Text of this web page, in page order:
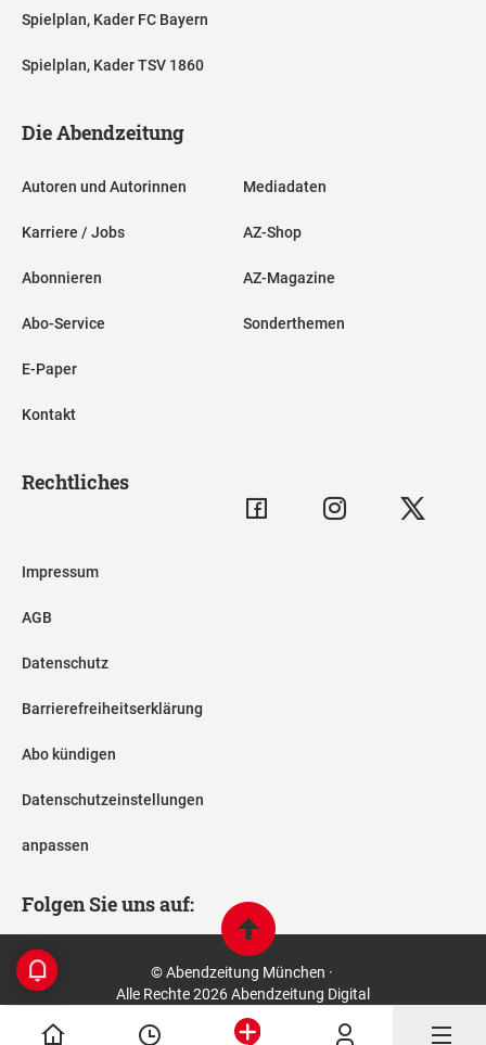
Spielplan, Kader FC Bayern
Spielplan, Kader TSV 1860
Die Abendzeitung
Autoren und Autorinnen
Karriere / Jobs
Abonnieren
Abo-Service
E-Paper
Kontakt
Mediadaten
AZ-Shop
AZ-Magazine
Sonderthemen
Rechtliches
Impressum
AGB
Datenschutz
Barrierefreiheitserklärung
Abo kündigen
Datenschutzeinstellungen
anpassen
Folgen Sie uns auf:
© Abendzeitung München ·
Alle Rechte 2026 Abendzeitung Digital